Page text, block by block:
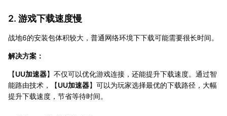
2. 游戏下载速度慢
战地6的安装包体积较大，普通网络环境下下载可能需要很长时间。
解决方案：
【UU加速器】不仅可以优化游戏连接，还能提升下载速度。通过智
能路由技术，【UU加速器】可以为玩家选择最优的下载路径，大幅
提升下载速度，节省等待时间。